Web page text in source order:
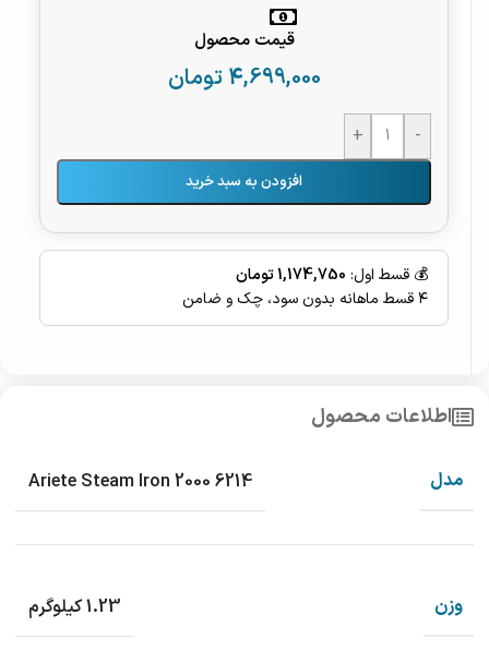
قیمت محصول
4,699,000 تومان
-
+
افزودن به سبد خرید
💰 قسط اول: 1,174,750 تومان
۴ قسط ماهانه بدون سود، چک و ضامن
اطلاعات محصول
مدل Ariete Steam Iron 2000 6214
وزن 1.23 کیلوگرم